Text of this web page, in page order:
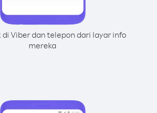
di Viber dan telepon dari layar info
mereka